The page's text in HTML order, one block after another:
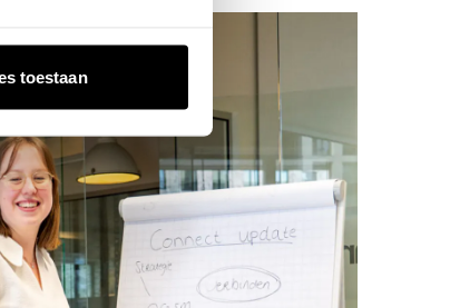
toestaan